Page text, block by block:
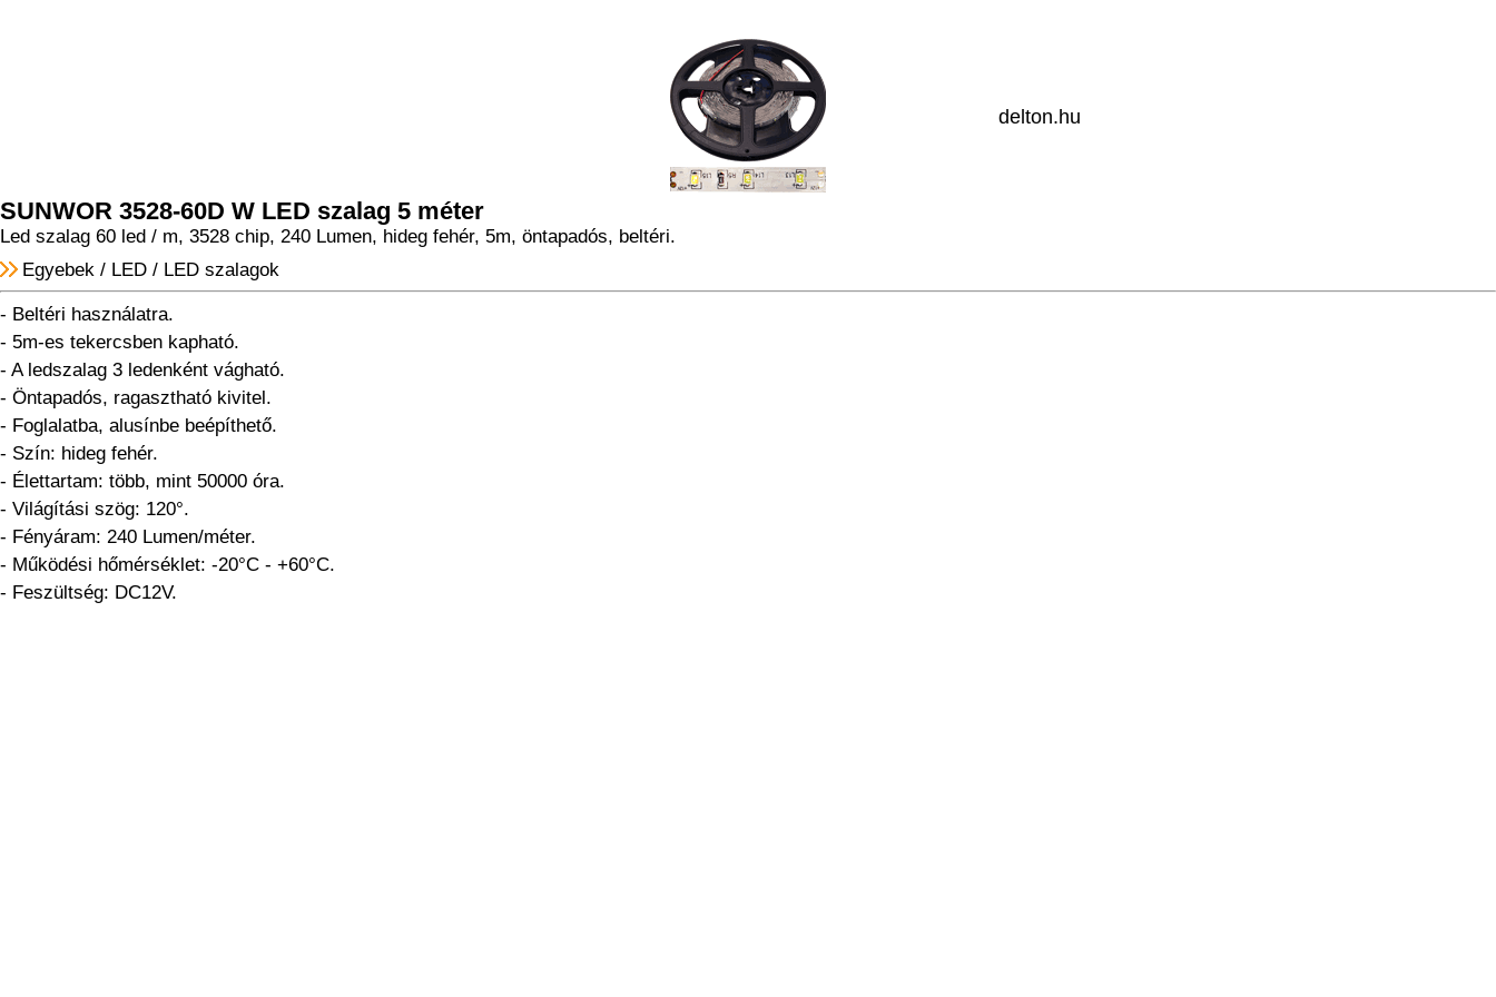
delton.hu
SUNWOR 3528-60D W LED szalag 5 méter
Led szalag 60 led / m, 3528 chip, 240 Lumen, hideg fehér, 5m, öntapadós, beltéri.
Egyebek / LED / LED szalagok
- Beltéri használatra.
- 5m-es tekercsben kapható.
- A ledszalag 3 ledenként vágható.
- Öntapadós, ragasztható kivitel.
- Foglalatba, alusínbe beépíthető.
- Szín: hideg fehér.
- Élettartam: több, mint 50000 óra.
- Világítási szög: 120°.
- Fényáram: 240 Lumen/méter.
- Működési hőmérséklet: -20°C - +60°C.
- Feszültség: DC12V.